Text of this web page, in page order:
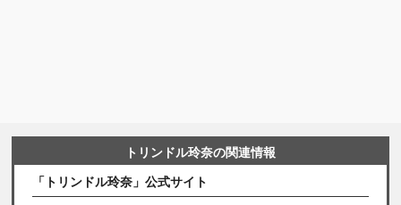
トリンドル玲奈の関連情報
「トリンドル玲奈」公式サイト